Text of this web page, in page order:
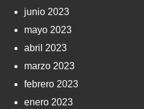
junio 2023
mayo 2023
abril 2023
marzo 2023
febrero 2023
enero 2023